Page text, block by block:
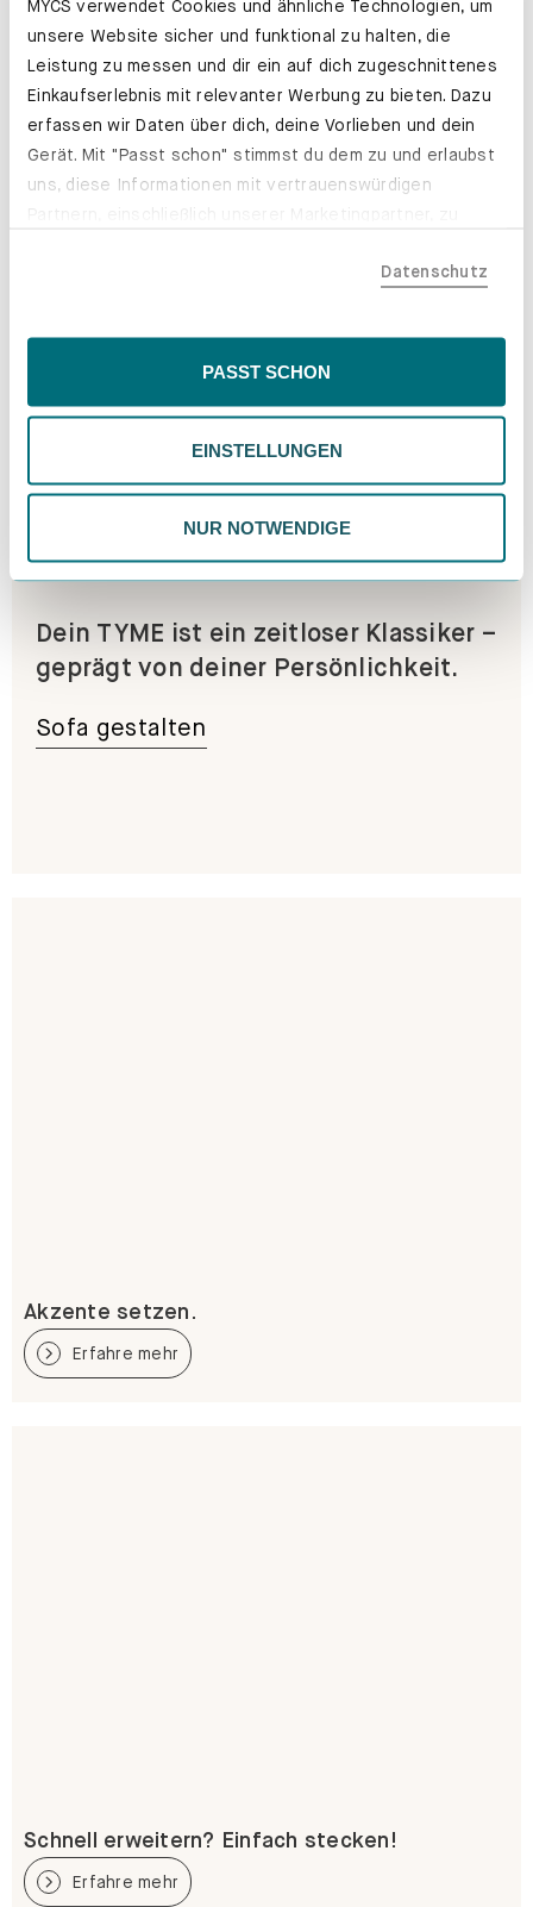
MYCS verwendet Cookies und ähnliche Technologien, um
unsere Website sicher und funktional zu halten, die
Leistung zu messen und dir ein auf dich zugeschnittenes
Einkaufserlebnis mit relevanter Werbung zu bieten. Dazu
erfassen wir Daten über dich, deine Vorlieben und dein
Gerät. Mit "Passt schon" stimmst du dem zu und erlaubst
uns, diese Informationen mit vertrauenswürdigen
der EU, beispielsweise in den USA, verarbeitet werden
Inhalte eingeschränkt sein könnten. Wähle
deiner Präferenzen. Du kannst deine Wahl jederzeit
ändern. Weitere Informationen findest du in unserer
Datenschutzrichtlinie.
Datenschutz
PASST SCHON
EINSTELLUNGEN
NUR NOTWENDIGE
Farben und Stoffe. Genau deine.
Erfahre mehr
Dein TYME ist ein zeitloser Klassiker –
geprägt von deiner Persönlichkeit.
Sofa gestalten
Akzente setzen.
Erfahre mehr
Schnell erweitern? Einfach stecken!
Erfahre mehr